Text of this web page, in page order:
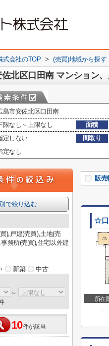
式会社のTOP > (売買)地域から探す
北区口田南 マンション
島市安佐北区口田南
限なし～上限なし 面積
定しない 間取り
定なし
販売
☆口
所在
-
で絞り込む
),戸建(売買),土地(売
務所(売買),住宅以外建
新築
中古
～
10件が該当